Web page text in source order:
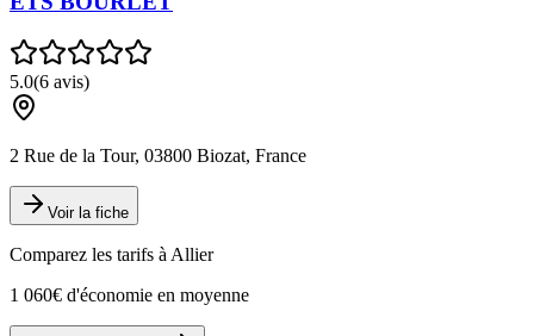
5.0(6 avis)
2 Rue de la Tour, 03800 Biozat, France
Voir la fiche
Comparez les tarifs à Allier
1 060€ d'économie en moyenne